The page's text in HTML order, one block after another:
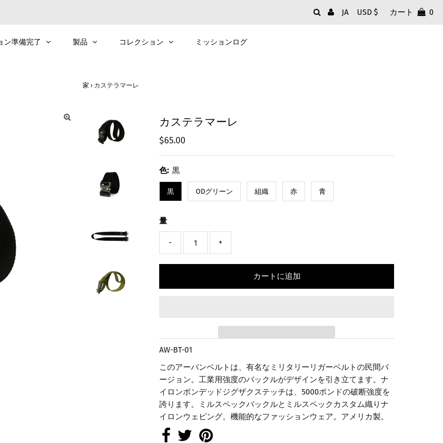
語
JA
貨
USD $ カート 0
ン準備完了 製品 コレクション ミッションログ
家 › カステラマーレ
カステラマーレ
通
常
価
格
$65.00
色: 黒
黒 ODグリーン 組織 赤 青
量
- +
AW-BT-01
このアーバンベルトは、有名なミリタリーリガーベルトの民間バ
ージョン。工業用強度のバックルがデザインを引き立てます。ナ
イロンボンデッドジグザクステッチは、5000ポンドの破断強度を
誇ります。ミルスペックバックルとミルスペックカスタム織りナ
イロンウェビング。機能的なファッションウェア。アメリカ製。